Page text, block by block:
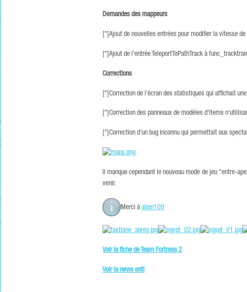
Demandes des mappeurs
[*]Ajout de nouvelles entrées pour modifier la vitesse
[*]Ajout de l'entrée TeleportToPathTrack à
Corrections
[*]Correction de l'écran des statistiques qui affichait
[*]Correction des panneaux de modèles d'items
[*]Correction d'un bug inconnu qui permettait aux
Il manque cependant le nouveau mode de jeu "entre-
venir.
Merci à alien109
Voir la fiche de Team Fortress 2
Voir la news enti